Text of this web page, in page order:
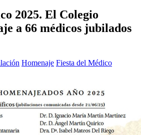
2025. El Colegio
a 66 médicos jubilados
Homenaje Fiesta del Médico